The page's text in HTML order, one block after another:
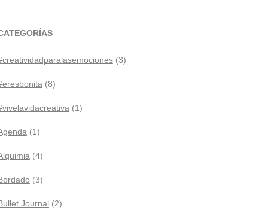
(3)
(8)
(1)
(1)
(4)
(3)
Journal (2)